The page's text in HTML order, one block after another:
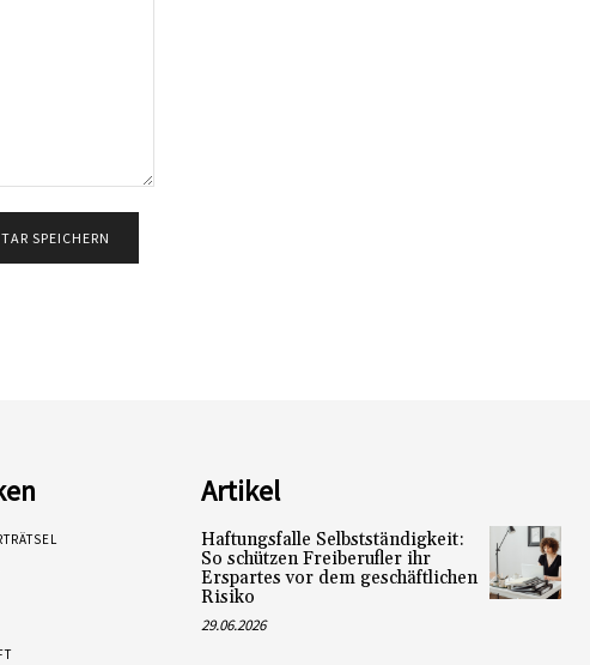
Artikel
Haftungsfalle Selbstständigkeit:
So schützen Freiberufler ihr
Erspartes vor dem geschäftlichen
Risiko
29.06.2026